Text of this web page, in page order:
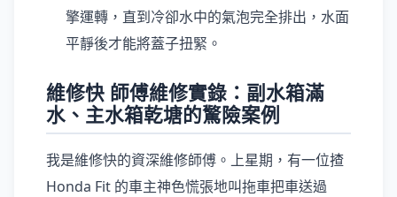
擎運轉，直到冷卻水中的氣泡完全排出，水面
平靜後才能將蓋子扭緊。
維修快 師傅維修實錄：副水箱滿
水、主水箱乾塘的驚險案例
我是維修快的資深維修師傅。上星期，有一位揸
Honda Fit 的車主神色慌張地叫拖車把車送過